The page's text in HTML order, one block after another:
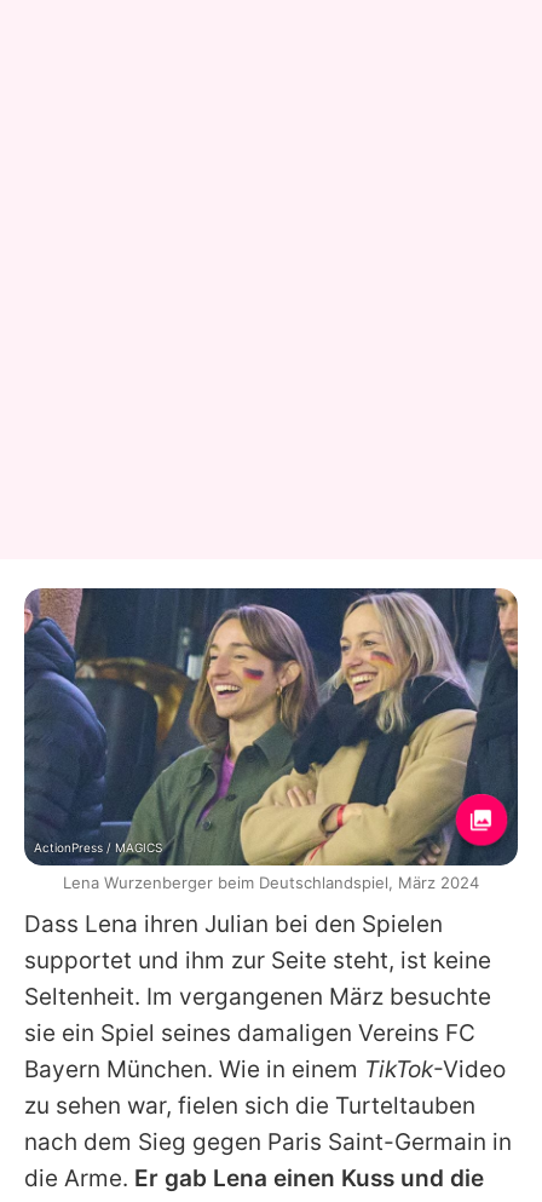
Dass Lena ihren Julian bei den Spielen
supportet und ihm zur Seite steht, ist keine
Seltenheit. Im vergangenen März besuchte
sie ein Spiel seines damaligen Vereins FC
Bayern München. Wie in einem TikTok-Video
zu sehen war, fielen sich die Turteltauben
nach dem Sieg gegen Paris Saint-Germain in
die Arme. Er gab Lena einen Kuss und die
ActionPress / MAGICS
Lena Wurzenberger beim Deutschlandspiel, März 2024